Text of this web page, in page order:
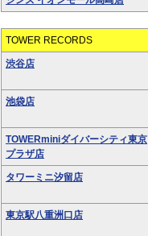
TOWER RECORDS
渋谷店
池袋店
TOWERminiダイバーシティ東京
プラザ店
タワーミニ汐留店
東京駅八重洲口店